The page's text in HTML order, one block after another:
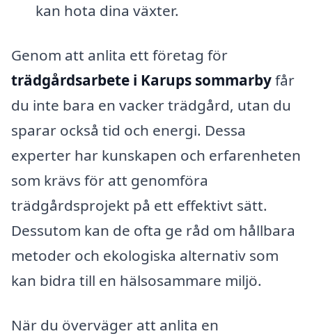
kan hota dina växter.
Genom att anlita ett företag för
trädgårdsarbete i Karups sommarbyfår
du inte bara en vacker trädgård, utan du
sparar också tid och energi. Dessa
experter har kunskapen och erfarenheten
som krävs för att genomföra
trädgårdsprojekt på ett effektivt sätt.
Dessutom kan de ofta ge råd om hållbara
metoder och ekologiska alternativ som
kan bidra till en hälsosammare miljö.
När du överväger att anlita en